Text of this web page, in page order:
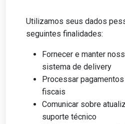
Utilizamos seus dados
seguintes finalidades:
Fornecer e manter
sistema de delivery
Processar
fiscais
Comunicar sobre
suporte técnico